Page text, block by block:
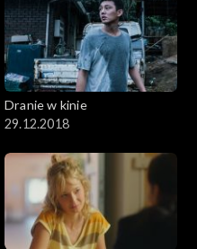
Dranie w kinie
29.12.2018